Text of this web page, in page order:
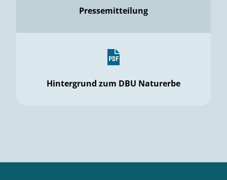
Pressemitteilung
Hintergrund zum DBU Naturerbe